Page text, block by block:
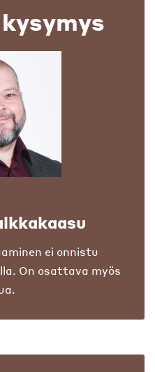
ei onnistu
On osattava myös